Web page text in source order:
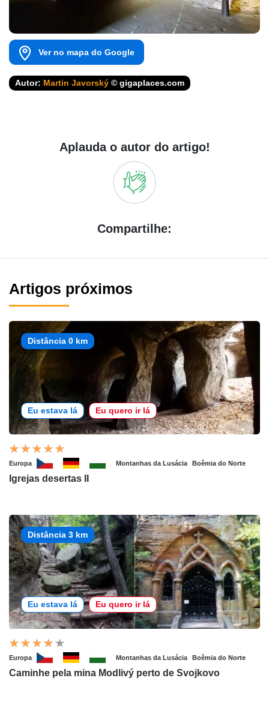
Ver no mapa do Google
Autor: Martin Javorský © gigaplaces.com
Aplauda o autor do artigo!
Compartilhe:
Artigos próximos
Distância 0 km
Eu estava lá Eu quero ir lá
Europa Montanhas da Lusácia Boêmia do Norte
Igrejas desertas II
Distância 3 km
Eu estava lá Eu quero ir lá
Europa Montanhas da Lusácia Boêmia do Norte
Caminhe pela mina Modlivý perto de Svojkovo